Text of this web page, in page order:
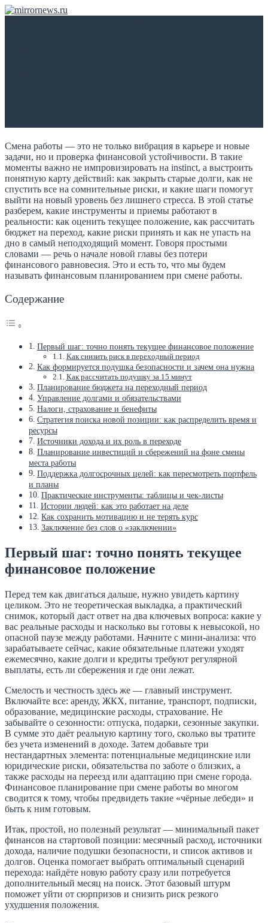
Смена работы — это не только вибрация в карьере и новые
задачи, но и проверка финансовой устойчивости. В такие
моменты важно не импровизировать на instinct, а выстроить
понятную карту действий: как закрыть старые долги, как не
спустить все на сомнительные риски, и какие шаги помогут
выйти на новый уровень без лишнего стресса. В этой статье
разберем, какие инструменты и приемы работают в
реальности: как оценить текущее положение, как рассчитать
бюджет на переход, какие риски принять и как не упасть на
дно в самый неподходящий момент. Говоря простыми
словами — речь о начале новой главы без потери
финансового равновесия. Это и есть то, что мы будем
называть финансовым планированием при смене работы.
Содержание
Первый шаг: точно понять текущее финансовое положение
Как снизить риск в переходный период
Как формируется подушка безопасности и зачем она нужна
Как рассчитать подушку за 15 минут
Планирование бюджета на переходный период
Управление долгами и обязательствами
Налоги, страхование и бенефиты
Стратегия поиска новой позиции: как распределить время и
ресурсы
Источники дохода и их роль в переходе
Планирование инвестиций и сбережений на фоне смены
места работы
Поддержка долгосрочных целей: как пересмотреть портфель
и планы
Практические инструменты: таблицы и чек-листы
Истории людей: как это работает на деле
Как сохранить мотивацию и не терять курс
Заключение без слов о «заключении»
Первый шаг: точно понять текущее
финансовое положение
Перед тем как двигаться дальше, нужно увидеть картину
целиком. Это не теоретическая выкладка, а практический
снимок, который даст ответ на два ключевых вопроса: какие у
вас реальные расходы и насколько вы готовы к невысокой, но
опасной паузе между работами. Начните с мини-анализа: что
зарабатываете сейчас, какие обязательные платежи уходят
ежемесячно, какие долги и кредиты требуют регулярной
выплаты, есть ли сбережения и где они лежат.
Смелость и честность здесь же — главный инструмент.
Включайте все: аренду, ЖКХ, питание, транспорт, подписки,
образование, медицинские расходы, страхование. Не
забывайте о сезонности: отпуска, подарки, сезонные закупки.
В сумме это даёт реальную картину того, сколько вы тратите
без учета изменений в доходе. Затем добавьте три
нестандартных элемента: потенциальные медицинские или
юридические риски, обязательства по заботе о близких, а
также расходы на переезд или адаптацию при смене города.
Финансовое планирование при смене работы во многом
сводится к тому, чтобы предвидеть такие «чёрные лебеди» и
быть к ним готовым.
Итак, простой, но полезный результат — минимальный пакет
финансов на стартовой позиции: месячный расход, источники
дохода, наличие подушки безопасности, и список активов и
долгов. Оценка помогает выбрать оптимальный сценарий
перехода: найдёте новую работу сразу или потребуется
дополнительный месяц на поиск. Этот базовый штурм
поможет уйти от сюрпризов и снизить риск резкого
ухудшения положения.